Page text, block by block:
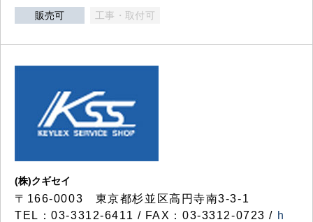
販売可 工事・取付可
(株)クギセイ
〒166-0003 東京都杉並区高円寺南3-3-1
TEL：03-3312-6411 / FAX：03-3312-0723 / h